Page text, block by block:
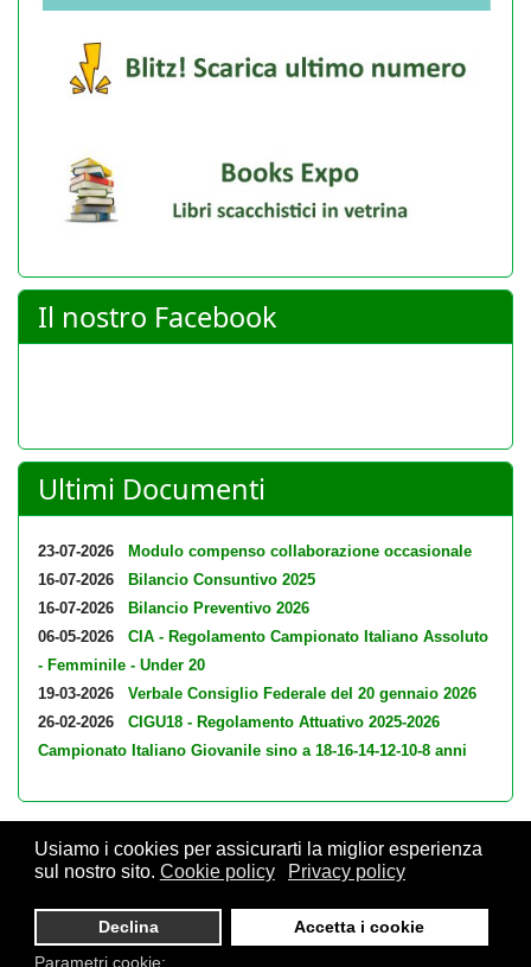
Usiamo i cookies per assicurarti la miglior esperienza
sul nostro sito. Cookie policy Privacy policy
Declina
Accetta i cookie
Parametri cookie:
Il nostro Facebook
Ultimi Documenti
23-07-2026
Modulo compenso collaborazione occasionale
16-07-2026
Bilancio Consuntivo 2025
16-07-2026
Bilancio Preventivo 2026
06-05-2026
CIA - Regolamento Campionato Italiano Assoluto
- Femminile - Under 20
19-03-2026
Verbale Consiglio Federale del 20 gennaio 2026
26-02-2026
CIGU18 - Regolamento Attuativo 2025-2026
Campionato Italiano Giovanile sino a 18-16-14-12-10-8 anni
Giovanna, 12 - 20129 Milano - CF. 80105170155 - P. Iva
10013490155 - Email fsi@federscacchi.it - Tel. 02.86464369 -